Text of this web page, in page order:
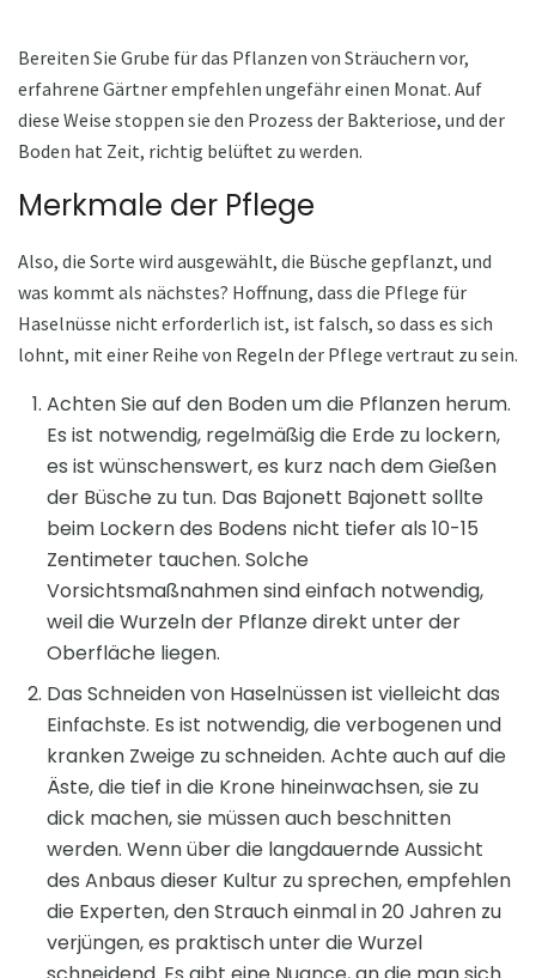
Bereiten Sie Grube für das Pflanzen von Sträuchern vor,
erfahrene Gärtner empfehlen ungefähr einen Monat. Auf
diese Weise stoppen sie den Prozess der Bakteriose, und der
Boden hat Zeit, richtig belüftet zu werden.
Merkmale der Pflege
Also, die Sorte wird ausgewählt, die Büsche gepflanzt, und
was kommt als nächstes? Hoffnung, dass die Pflege für
Haselnüsse nicht erforderlich ist, ist falsch, so dass es sich
lohnt, mit einer Reihe von Regeln der Pflege vertraut zu sein.
Achten Sie auf den Boden um die Pflanzen herum.
Es ist notwendig, regelmäßig die Erde zu lockern,
es ist wünschenswert, es kurz nach dem Gießen
der Büsche zu tun. Das Bajonett Bajonett sollte
beim Lockern des Bodens nicht tiefer als 10-15
Zentimeter tauchen. Solche
Vorsichtsmaßnahmen sind einfach notwendig,
weil die Wurzeln der Pflanze direkt unter der
Oberfläche liegen.
Das Schneiden von Haselnüssen ist vielleicht das
Einfachste. Es ist notwendig, die verbogenen und
kranken Zweige zu schneiden. Achte auch auf die
Äste, die tief in die Krone hineinwachsen, sie zu
dick machen, sie müssen auch beschnitten
werden. Wenn über die langdauernde Aussicht
des Anbaus dieser Kultur zu sprechen, empfehlen
die Experten, den Strauch einmal in 20 Jahren zu
verjüngen, es praktisch unter die Wurzel